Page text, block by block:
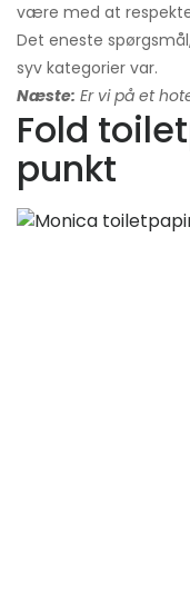
være med at
Det eneste
syv kategorier var.
Næste: Er vi på et
Fold
punkt